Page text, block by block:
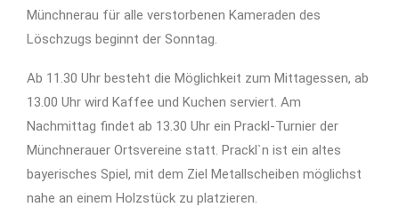
Münchnerau für alle verstorbenen Kameraden des
Löschzugs beginnt der Sonntag.
Ab 11.30 Uhr besteht die Möglichkeit zum Mittagessen, ab
13.00 Uhr wird Kaffee und Kuchen serviert. Am
Nachmittag findet ab 13.30 Uhr ein Prackl-Turnier der
Münchnerauer Ortsvereine statt. Prackl`n ist ein altes
bayerisches Spiel, mit dem Ziel Metallscheiben möglichst
nahe an einem Holzstück zu platzieren.